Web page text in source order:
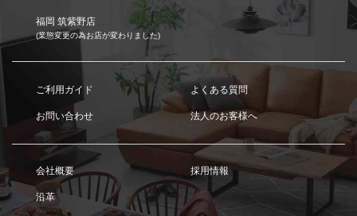
福岡 筑紫野店
(業態変更の為お店が変わりました)
ご利用ガイド よくある質問
お問い合わせ 法人のお客様へ
会社概要 採用情報
沿革